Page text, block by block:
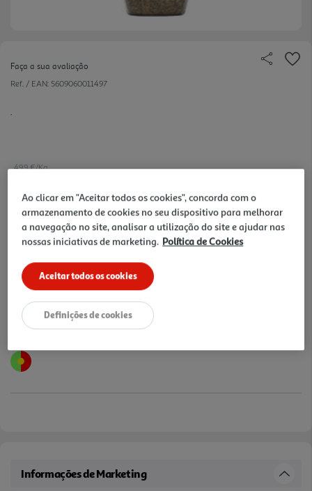
Faça a sua avaliação
Ref. / EAN: 5609060011497
49.9 €/Kg
4,99 €
Notas de preparação
Informações de Marketing
Ao clicar em "Aceitar todos os cookies", concorda com o
armazenamento de cookies no seu dispositivo para melhorar
a navegação no site, analisar a utilização do site e ajudar nas
nossas iniciativas de marketing. Política de Cookies
Aceitar todos os cookies
Definições de cookies